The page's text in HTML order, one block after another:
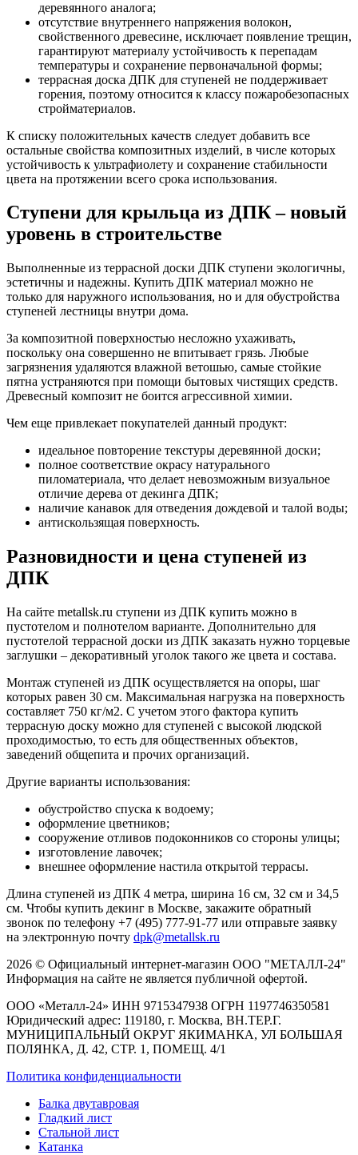
деревянного аналога;
отсутствие внутреннего напряжения волокон,
свойственного древесине, исключает появление трещин,
гарантируют материалу устойчивость к перепадам
температуры и сохранение первоначальной формы;
террасная доска ДПК для ступеней не поддерживает
горения, поэтому относится к классу пожаробезопасных
стройматериалов.
К списку положительных качеств следует добавить все
остальные свойства композитных изделий, в числе которых
устойчивость к ультрафиолету и сохранение стабильности
цвета на протяжении всего срока использования.
Ступени для крыльца из ДПК – новый
уровень в строительстве
Выполненные из террасной доски ДПК ступени экологичны,
эстетичны и надежны. Купить ДПК материал можно не
только для наружного использования, но и для обустройства
ступеней лестницы внутри дома.
За композитной поверхностью несложно ухаживать,
поскольку она совершенно не впитывает грязь. Любые
загрязнения удаляются влажной ветошью, самые стойкие
пятна устраняются при помощи бытовых чистящих средств.
Древесный композит не боится агрессивной химии.
Чем еще привлекает покупателей данный продукт:
идеальное повторение текстуры деревянной доски;
полное соответствие окрасу натурального
пиломатериала, что делает невозможным визуальное
отличие дерева от декинга ДПК;
наличие канавок для отведения дождевой и талой воды;
антискользящая поверхность.
Разновидности и цена ступеней из
ДПК
На сайте metallsk.ru ступени из ДПК купить можно в
пустотелом и полнотелом варианте. Дополнительно для
пустотелой террасной доски из ДПК заказать нужно торцевые
заглушки – декоративный уголок такого же цвета и состава.
Монтаж ступеней из ДПК осуществляется на опоры, шаг
которых равен 30 см. Максимальная нагрузка на поверхность
составляет 750 кг/м2. С учетом этого фактора купить
террасную доску можно для ступеней с высокой людской
проходимостью, то есть для общественных объектов,
заведений общепита и прочих организаций.
Другие варианты использования:
обустройство спуска к водоему;
оформление цветников;
сооружение отливов подоконников со стороны улицы;
изготовление лавочек;
внешнее оформление настила открытой террасы.
Длина ступеней из ДПК 4 метра, ширина 16 см, 32 см и 34,5
см. Чтобы купить декинг в Москве, закажите обратный
звонок по телефону +7 (495) 777-91-77 или отправьте заявку
на электронную почту dpk@metallsk.ru
2026 © Официальный интернет-магазин ООО "МЕТАЛЛ-24"
Информация на сайте не является публичной офертой.
ООО «Металл-24» ИНН 9715347938 ОГРН 1197746350581
Юридический адрес: 119180, г. Москва, ВН.ТЕР.Г.
МУНИЦИПАЛЬНЫЙ ОКРУГ ЯКИМАНКА, УЛ БОЛЬШАЯ
ПОЛЯНКА, Д. 42, СТР. 1, ПОМЕЩ. 4/1
Политика конфиденциальности
Балка двутавровая
Гладкий лист
Стальной лист
Катанка